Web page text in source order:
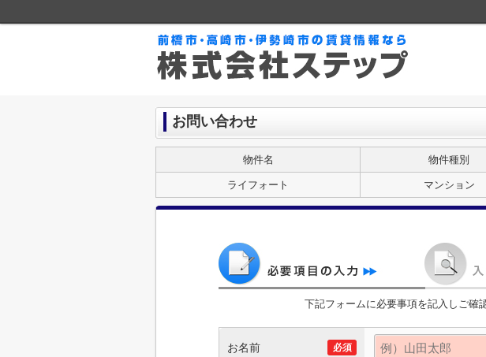
お問い合わせ
物件名 物件種別
ライフォート マンション
下記フォームに必要事項を記入しご確
お名前 必須